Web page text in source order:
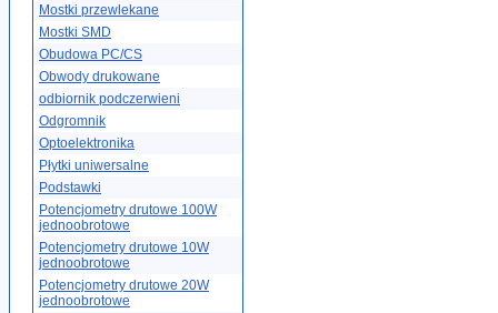
Mostki przewlekane
Mostki SMD
Obudowa PC/CS
Obwody drukowane
odbiornik podczerwieni
Odgromnik
Optoelektronika
Płytki uniwersalne
Podstawki
Potencjometry drutowe 100W
jednoobrotowe
Potencjometry drutowe 10W
jednoobrotowe
Potencjometry drutowe 20W
jednoobrotowe